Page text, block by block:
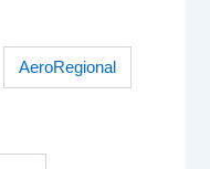
AeroRegional